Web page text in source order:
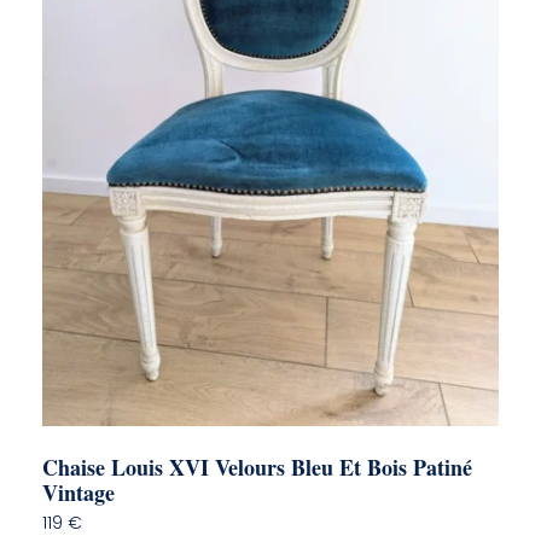
Chaise Louis XVI Velours Bleu Et Bois Patiné
Vintage
119 €